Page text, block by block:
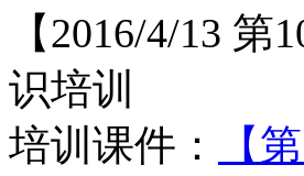
【2016/4/13 第
识培训
培训课件：
【